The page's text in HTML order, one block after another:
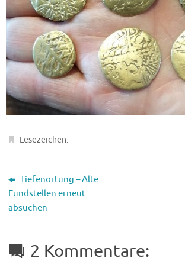
Lesezeichen.
Tiefenortung – Alte
Fundstellen erneut
absuchen
2 Kommentare: